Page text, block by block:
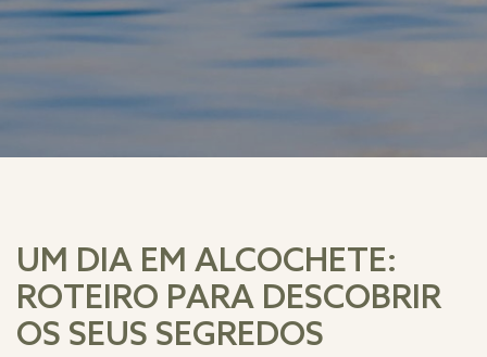
UM DIA EM ALCOCHETE:
ROTEIRO PARA DESCOBRIR
OS SEUS SEGREDOS